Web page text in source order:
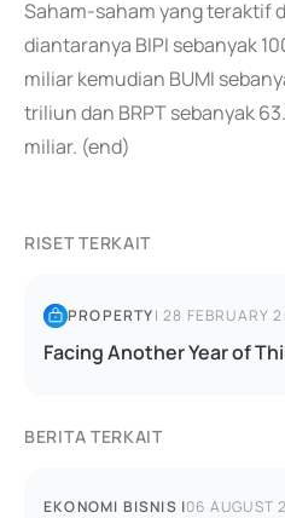
Saham-saham yang teraktif
diantaranya BIPI sebanyak
miliar kemudian BUMI
triliun dan BRPT sebanyak
miliar. (end)
RISET TERKAIT
PROPERTY|28 FEBRUARY
Facing Another Year of
BERITA TERKAIT
EKONOMI BISNIS |06 AUGUST